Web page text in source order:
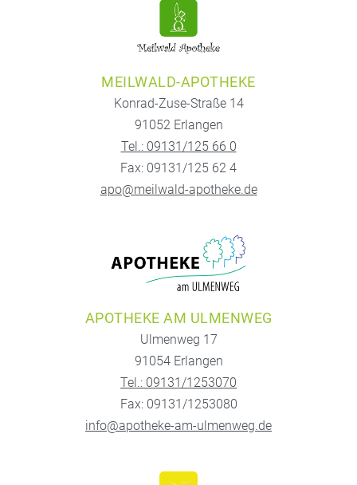
MEILWALD-APOTHEKE
Konrad-Zuse-Straße 14
91052 Erlangen
Tel.: 09131/125 66 0
Fax: 09131/125 62 4
apo@meilwald-apotheke.de
APOTHEKE AM ULMENWEG
Ulmenweg 17
91054 Erlangen
Tel.: 09131/1253070
Fax: 09131/1253080
info@apotheke-am-ulmenweg.de